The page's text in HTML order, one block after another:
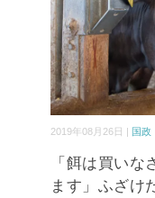
2019年08月26日 | 国政
「餌は買い
ます」ふざけ